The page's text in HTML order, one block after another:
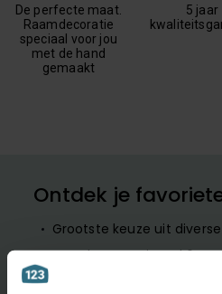
De perfecte maat.
Raamdecoratie
speciaal voor jou
met de hand
gemaakt
5 jaar
Ontdek je
Grootste keuze uit
Bestel tot maximaal 6